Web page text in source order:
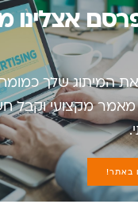
אצלינו
המיתוג שלך
מאמר מקצועי וקבל
באתר!